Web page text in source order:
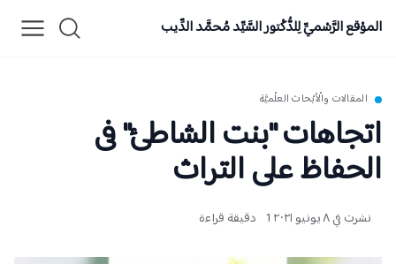
الموْقع الرَّسْميِّ لِلدُّكْتور السَّيِّد مُحمَّد الدِّيب
المقالات والْأبْحاث العلْميَّة
اتجاهات "بنت الشاطئ" فى
الحفاظ على التراث
نشرت في ٨ يونيو ٢٠٢١ 1 دقيقة قراءة